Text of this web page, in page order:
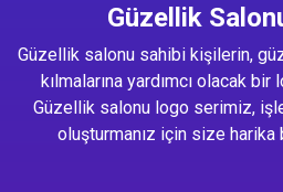
Güzellik
Güzellik salonu sahibi kişilerin,
kılmalarına yardımcı olacak bir
Güzellik salonu logo serimiz,
oluşturmanız için size harika